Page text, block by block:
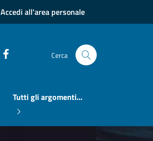
Accedi all'area personale
Cerca
Tutti gli argomenti...